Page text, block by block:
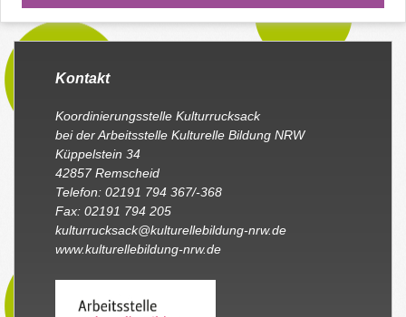
Kontakt
Koordinierungsstelle Kulturrucksack
bei der Arbeitsstelle Kulturelle Bildung NRW
Küppelstein 34
42857 Remscheid
Telefon: 02191 794 367/-368
Fax: 02191 794 205
kulturrucksack@kulturellebildung-nrw.de
www.kulturellebildung-nrw.de